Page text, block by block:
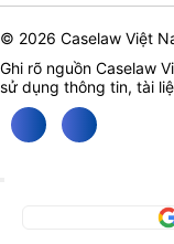
© 2026 Caselaw Việt
Ghi rõ nguồn Caselaw
sử dụng thông tin, tài